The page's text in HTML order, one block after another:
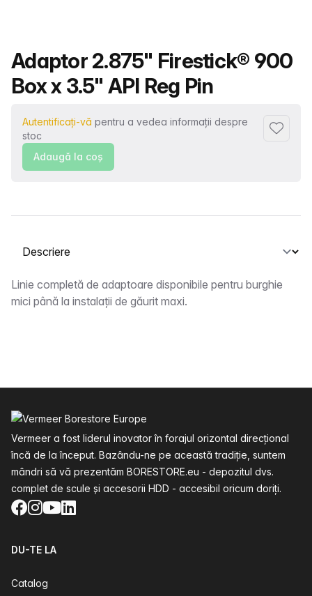
Nume produs
Adaptor 2.875" Firestick® 900
Box x 3.5" API Reg Pin
Autentificați-vă pentru a vedea informații despre
stoc
Adaugă la coş
Selectați o filă
Descriere
Linie completă de adaptoare disponibile pentru burghie
mici până la instalații de găurit maxi.
Vermeer a fost liderul inovator în forajul orizontal direcțional
încă de la început. Bazându-ne pe această tradiție, suntem
mândri să vă prezentăm BORESTORE.eu - depozitul dvs.
complet de scule și accesorii HDD - accesibil oricum doriți.
Facebook
Instagram
YouTube
LinkedIn
DU-TE LA
Catalog